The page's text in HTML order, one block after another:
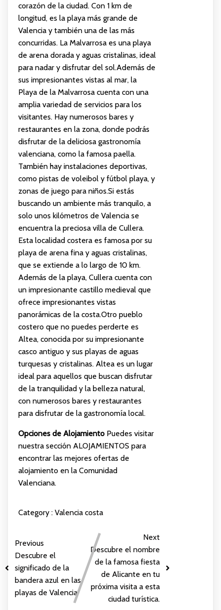
corazón de la ciudad. Con 1 km de
longitud, es la playa más grande de
Valencia y también una de las más
concurridas. La Malvarrosa es una playa
de arena dorada y aguas cristalinas, ideal
para nadar y disfrutar del sol.Además de
sus impresionantes vistas al mar, la
Playa de la Malvarrosa cuenta con una
amplia variedad de servicios para los
visitantes. Hay numerosos bares y
restaurantes en la zona, donde podrás
disfrutar de la deliciosa gastronomía
valenciana, como la famosa paella.
También hay instalaciones deportivas,
como pistas de voleibol y fútbol playa, y
zonas de juego para niños.Si estás
buscando un ambiente más tranquilo, a
solo unos kilómetros de Valencia se
encuentra la preciosa villa de Cullera.
Esta localidad costera es famosa por su
playa de arena fina y aguas cristalinas,
que se extiende a lo largo de 10 km.
Además de la playa, Cullera cuenta con
un impresionante castillo medieval que
ofrece impresionantes vistas
panorámicas de la costa.Otro pueblo
costero que no puedes perderte es
Altea, conocida por su impresionante
casco antiguo y sus playas de aguas
turquesas y cristalinas. Altea es un lugar
ideal para aquellos que buscan disfrutar
de la tranquilidad y la belleza natural,
con numerosos bares y restaurantes
para disfrutar de la gastronomía local.
Opciones de AlojamientoPuedes visitar
nuestra sección ALOJAMIENTOS para
encontrar las mejores ofertas de
alojamiento en la Comunidad
Valenciana.
Category : Valencia costa
Previous
Descubre el
significado de la
bandera azul en las
playas de Valencia
Next
Descubre el nombre
de la famosa fiesta
de Alicante en tu
próxima visita a esta
ciudad turística.